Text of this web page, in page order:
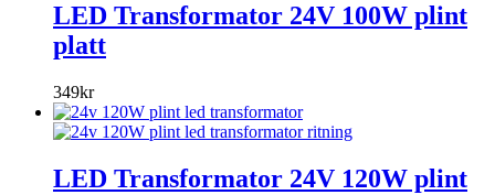
LED Transformator 24V 100W plint
platt
349kr
LED Transformator 24V 120W plint